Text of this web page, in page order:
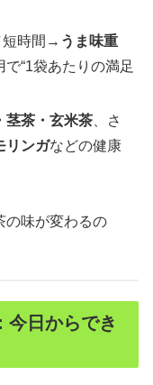
短時間→ うま味重
“1袋あたりの満足
茎茶・玄米茶 、さ
リンガなどの健康
の味が変わるの
今日からでき